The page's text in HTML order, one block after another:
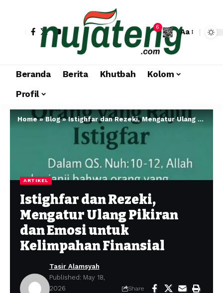
6
Aa
Beranda Berita Khutbah
Kolom
Profil
Home»Blog»Istighfar dan Rezeki, Mengatur Ulang Pikiran dan Emosi untuk Kelimpahan Finansial
ARTIKEL
Istighfar dan Rezeki,
Mengatur Ulang Pikiran
dan Emosi untuk
Kelimpahan Finansial
Tasir Alamsyah
Published: May 18,
2026
Share